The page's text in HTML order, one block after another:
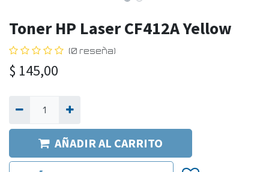
Toner HP Laser CF412A Yellow
(0 reseña)
$ 145,00
AÑADIR AL CARRITO